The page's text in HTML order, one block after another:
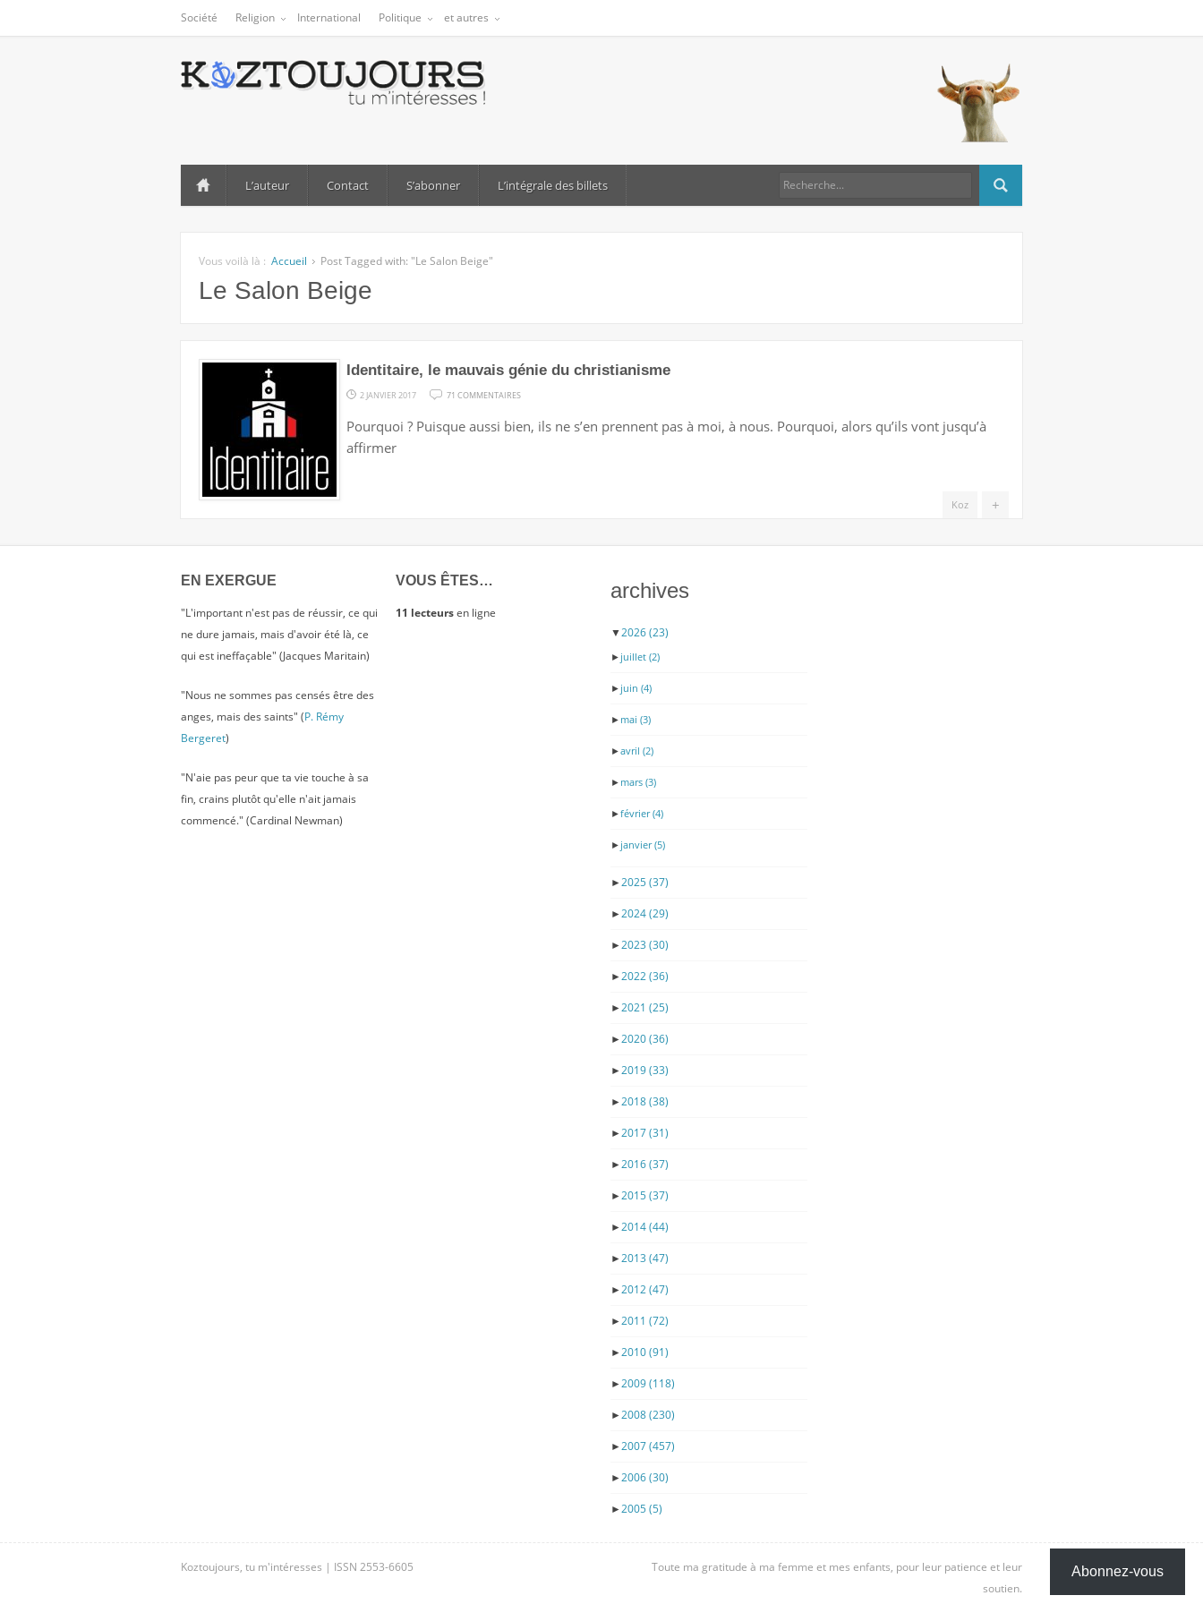
Société Religion International Politique et autres
L’auteur Contact S’abonner L’intégrale des billets
Vous voilà là : Accueil Post Tagged with: "Le Salon Beige"
Le Salon Beige
Identitaire, le mauvais génie du christianisme
2 JANVIER 2017 71 COMMENTAIRES
LE
Pourquoi ? Puisque aussi bien, ils ne s’en prennent pas à moi, à nous. Pourquoi, alors qu’ils vont jusqu’à
affirmer
+
Koz
EN EXERGUE
"L'important n'est pas de réussir, ce qui
ne dure jamais, mais d'avoir été là, ce
qui est ineffaçable" (Jacques Maritain)
"Nous ne sommes pas censés être des
anges, mais des saints" (P. Rémy
Bergeret)
"N'aie pas peur que ta vie touche à sa
fin, crains plutôt qu'elle n'ait jamais
commencé." (Cardinal Newman)
VOUS ÊTES…
11 lecteursen ligne
archives
▼2026(23)
► juillet (2)
► juin (4)
► mai (3)
►avril (2)
► mars (3)
►février(4)
► janvier(5)
►2025(37)
►2024(29)
►2023 (30)
►2022(36)
►2021 (25)
►2020(36)
►2019(33)
►2018(38)
►2017(31)
►2016(37)
►2015(37)
►2014(44)
►2013 (47)
►2012(47)
►2011 (72)
►2010(91)
►2009(118)
►2008(230)
►2007(457)
►2006(30)
►2005(5)
Koztoujours, tu m'intéresses | ISSN 2553-6605
Toute ma gratitude à ma femme et mes enfants, pour leur patience et leur
soutien.
Abonnez-vous